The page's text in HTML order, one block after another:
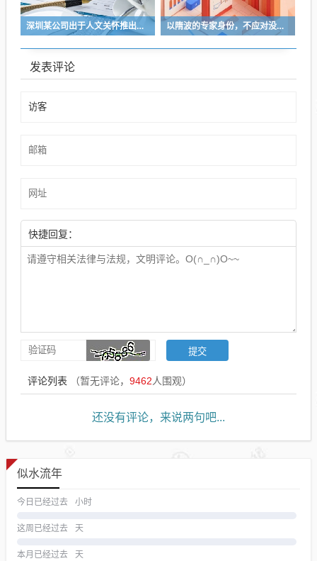
深圳某公司出于人文关怀推出内部托管，结果无孩单身员工举报了，核心理由有两个 以隋波的专家身份，不应对没统一标准的口味指手画脚，依仗专家身份欺负一线厨师
发表评论
快捷回复：
评论列表 （暂无评论， 9462人围观）
还没有评论，来说两句吧...
似水流年
今日已经过去 小时
这周已经过去 天
本月已经过去 天